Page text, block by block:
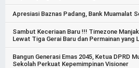
Apresiasi Baznas Padang, Bank Muamalat
Sambut Keceriaan Baru !!! Timezone
Lewat Tiga Gerai Baru dan Permainan yang
Bangun Generasi Emas 2045, Ketua DPRD
Sekolah Perkuat Kepemimpinan Visioner